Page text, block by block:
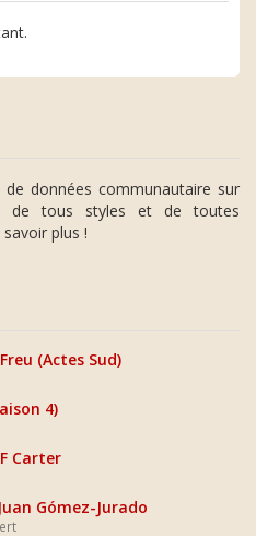
données communautaire sur
de tous styles et de toutes
plus !
(Actes Sud)
4)
Carter
Gómez-Jurado